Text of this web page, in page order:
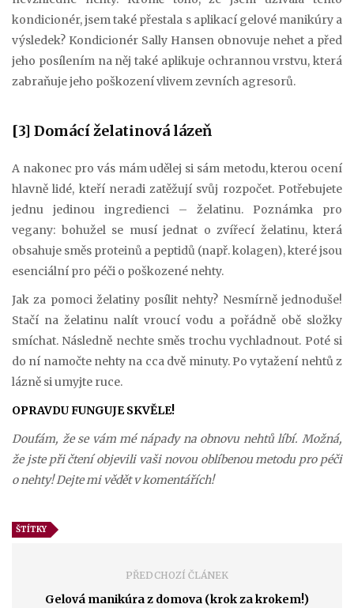
kondicionér, jsem také přestala s aplikací gelové manikúry a
výsledek? Kondicionér Sally Hansen obnovuje nehet a před
jeho posílením na něj také aplikuje ochrannou vrstvu, která
zabraňuje jeho poškození vlivem zevních agresorů.
[3] Domácí želatinová lázeň
A nakonec pro vás mám udělej si sám metodu, kterou ocení
hlavně lidé, kteří neradi zatěžují svůj rozpočet. Potřebujete
jednu jedinou ingredienci – želatinu. Poznámka pro
vegany: bohužel se musí jednat o zvířecí želatinu, která
obsahuje směs proteinů a peptidů (např. kolagen), které jsou
esenciální pro péči o poškozené nehty.
Jak za pomoci želatiny posílit nehty? Nesmírně jednoduše!
Stačí na želatinu nalít vroucí vodu a pořádně obě složky
smíchat. Následně nechte směs trochu vychladnout. Poté si
do ní namočte nehty na cca dvě minuty. Po vytažení nehtů z
lázně si umyjte ruce.
OPRAVDU FUNGUJE SKVĚLE!
Doufám, že se vám mé nápady na obnovu nehtů líbí. Možná,
že jste při čtení objevili vaši novou oblíbenou metodu pro péči
o nehty! Dejte mi vědět v komentářích!
ŠTÍTKY
PŘEDCHOZÍ ČLÁNEK
Gelová manikúra z domova (krok za krokem!)